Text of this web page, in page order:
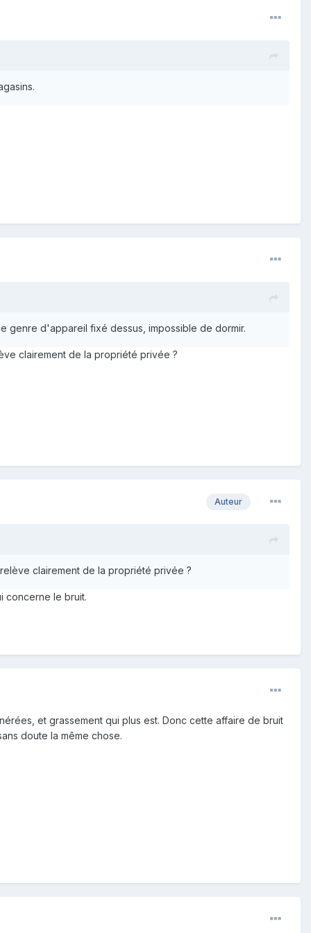
genre d'appareil fixé dessus, impossible de dormir.
clairement de la propriété privée ?
Auteur
clairement de la propriété privée ?
concerne le bruit.
et grassement qui plus est. Donc cette affaire de bruit
doute la même chose.